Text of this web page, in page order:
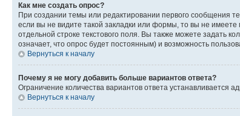
Как мне создать опрос?
При создании темы или редактировании первого сообщения
если вы не видите такой закладки или формы, то вы не
отдельной строке текстового поля. Вы также можете задать
означает, что опрос будет постоянным) и возможность
Вернуться к началу
Почему я не могу добавить больше вариантов ответа?
Ограничение количества вариантов ответа
Вернуться к началу